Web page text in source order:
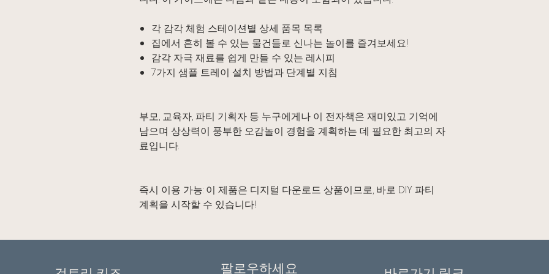
각 감각 체험 스테이션별 상세 품목 목록
집에서 흔히 볼 수 있는 물건들로 신나는 놀이를 즐겨보세요!
감각 자극 재료를 쉽게 만들 수 있는 레시피
7가지 샘플 트레이 설치 방법과 단계별 지침
부모, 교육자, 파티 기획자 등 누구에게나 이 전자책은 재미있고 기억에
남으며 상상력이 풍부한 오감놀이 경험을 계획하는 데 필요한 최고의 자
료입니다.
즉시 이용 가능: 이 제품은 디지털 다운로드 상품이므로, 바로 DIY 파티
계획을 시작할 수 있습니다!
팔로우하세요